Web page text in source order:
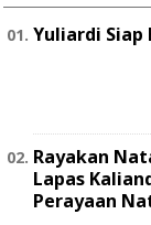
Yuliardi Siap
Rayakan
Lapas
Perayaan